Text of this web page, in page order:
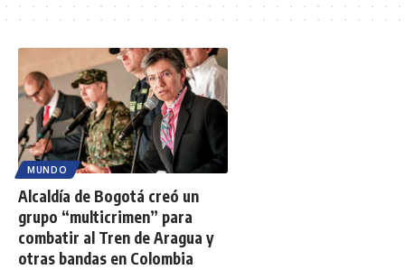
MUNDO
Alcaldía de Bogotá creó un
grupo “multicrimen” para
combatir al Tren de Aragua y
otras bandas en Colombia